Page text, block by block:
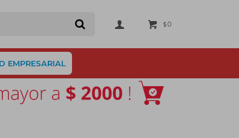
EMPRESARIAL
$0